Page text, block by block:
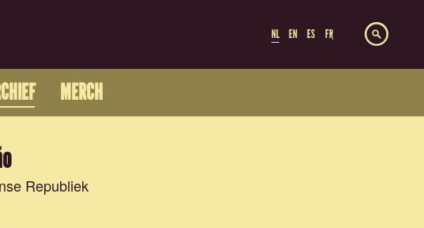
NL EN ES FR
MERCH
Republiek